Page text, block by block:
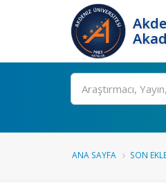
Ara
ANA SAYFA SON